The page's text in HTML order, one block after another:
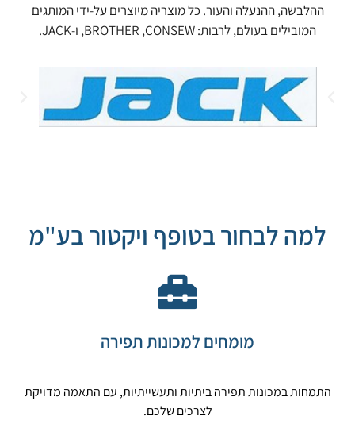
ההלבשה, ההנעלה והעור. כל מוצריה מיוצרים על-ידי המותגים
המובילים בעולם, לרבות: BROTHER ,CONSEW, ו-JACK.
למה לבחור בטופף ויקטור בע"מ
מומחים למכונות תפירה
התמחות במכונות תפירה ביתיות ותעשייתיות, עם התאמה מדויקת
לצרכים שלכם.